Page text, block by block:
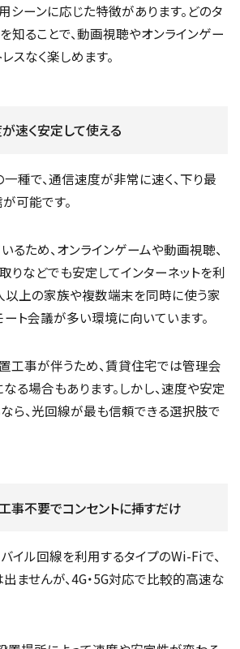
シーンに応じた特徴があります。どのタ
知ることで、動画視聴やオンラインゲー
スなく楽しめます。
速く安定して使える
種で、通信速度が非常に速く、下り最
可能です。
るため、オンラインゲームや動画視聴、
りなどでも安定してインターネットを利
以上の家族や複数端末を同時に使う家
ート会議が多い環境に向いています。
工事が伴うため、賃貸住宅では管理会
る場合もあります。しかし、速度や安定
ら、光回線が最も信頼できる選択肢で
事不要でコンセントに挿すだけ
イル回線を利用するタイプのWi-Fiで、
ませんが、4G・5G対応で比較的高速な